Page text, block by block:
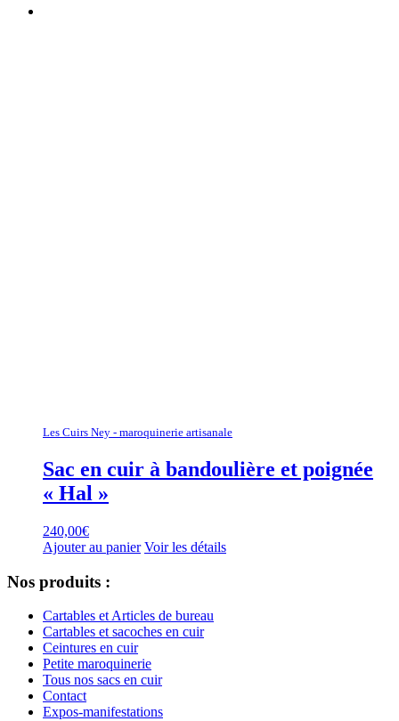
Les Cuirs Ney - maroquinerie artisanale
Sac en cuir à bandoulière et poignée
« Hal »
240,00€
Ajouter au panier Voir les détails
Nos produits :
Cartables et Articles de bureau
Cartables et sacoches en cuir
Ceintures en cuir
Petite maroquinerie
Tous nos sacs en cuir
Contact
Expos-manifestations